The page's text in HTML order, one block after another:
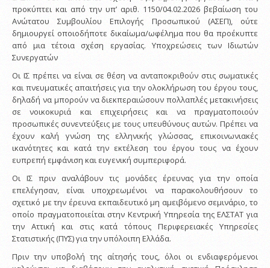
προκύπτει και από την υπ’ αριθ. 1150/04.02.2026 βεβαίωση του
Ανώτατου Συμβουλίου Επιλογής Προσωπικού (ΑΣΕΠ), ούτε
δημιουργεί οποιοδήποτε δικαίωμα/ωφέλημα που θα προέκυπτε
από μια τέτοια σχέση εργασίας. Υποχρεώσεις των Ιδιωτών
Συνεργατών
Οι ΙΣ πρέπει να είναι σε θέση να ανταποκριθούν στις σωματικές
και πνευματικές απαιτήσεις για την ολοκλήρωση του έργου τους,
δηλαδή να μπορούν να διεκπεραιώσουν πολλαπλές μετακινήσεις
σε νοικοκυριά και επιχειρήσεις και να πραγματοποιούν
προσωπικές συνεντεύξεις με τους υπευθύνους αυτών. Πρέπει να
έχουν καλή γνώση της ελληνικής γλώσσας, επικοινωνιακές
ικανότητες και κατά την εκτέλεση του έργου τους να έχουν
ευπρεπή εμφάνιση και ευγενική συμπεριφορά.
Οι ΙΣ πριν αναλάβουν τις μονάδες έρευνας για την οποία
επελέγησαν, είναι υποχρεωμένοι να παρακολουθήσουν το
σχετικό με την έρευνα εκπαιδευτικό μη αμειβόμενο σεμινάριο, το
οποίο πραγματοποιείται στην Κεντρική Υπηρεσία της ΕΛΣΤΑΤ για
την Αττική και στις κατά τόπους Περιφερειακές Υπηρεσίες
Στατιστικής (ΠΥΣ) για την υπόλοιπη Ελλάδα.
Πριν την υποβολή της αίτησής τους, όλοι οι ενδιαφερόμενοι